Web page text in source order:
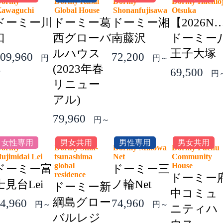
ーミー川
円
Global House
ドーミー葛
西グローバ
ルハウス
(2023年春
リニュー
アル)
79,960
円～
Shonanfujisawa
ドーミー湘
南藤沢
72,200
円～
Otsuka
【
ドーミー
王子大塚
69,500
円
女性専用
Lei
ーミー富
見台Lei
円～
男女共用
Dormy Shin-
tsunashima
global
residence
ドーミー新
綱島グロー
バルレジ
男性専用
Dormy Minowa
Net
ドーミー三
ノ輪Net
74,960
円～
男女共用
Dormy Fuchu
Community
House
ドーミー
中コミュ
ニティハ